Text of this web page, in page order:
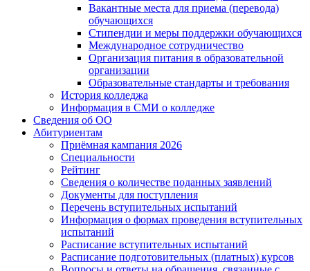
Вакантные места для приема (перевода)
обучающихся
Стипендии и меры поддержки обучающихся
Международное сотрудничество
Организация питания в образовательной
организации
Образовательные стандарты и требования
История колледжа
Информация в СМИ о колледже
Сведения об ОО
Абитуриентам
Приёмная кампания 2026
Специальности
Рейтинг
Сведения о количестве поданных заявлений
Документы для поступления
Перечень вступительных испытаний
Информация о формах проведения вступительных
испытаний
Расписание вступительных испытаний
Расписание подготовительных (платных) курсов